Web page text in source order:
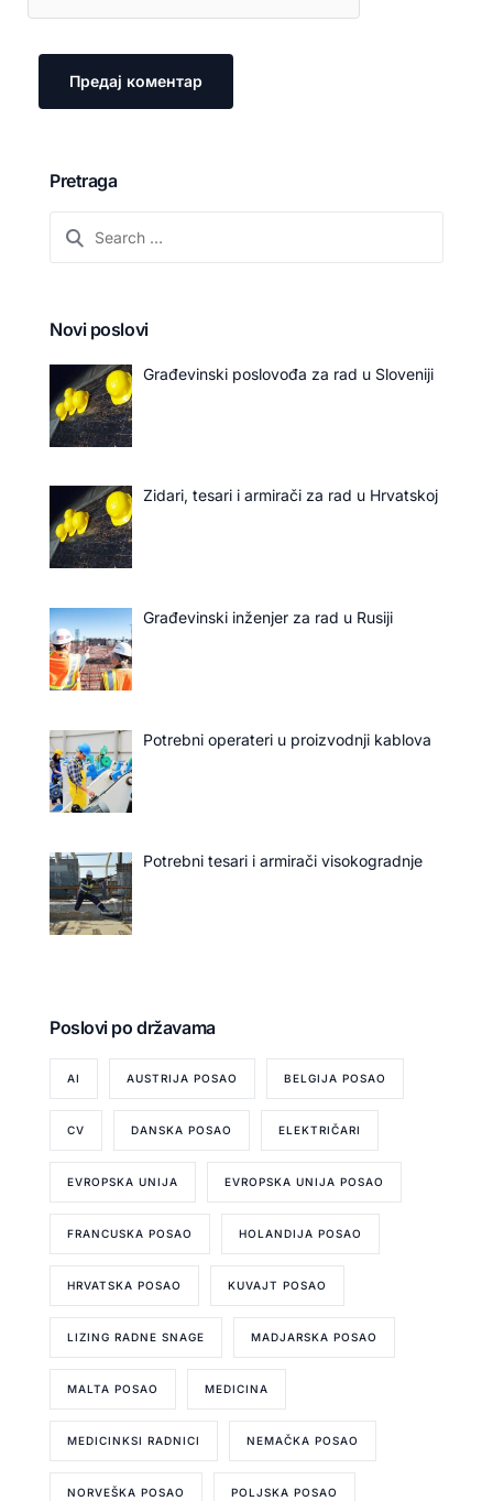
Pretraga
Novi poslovi
Građevinski poslovođa za rad u Sloveniji
Zidari, tesari i armirači za rad u Hrvatskoj
Građevinski inženjer za rad u Rusiji
Potrebni operateri u proizvodnji kablova
Potrebni tesari i armirači visokogradnje
Poslovi po državama
AI AUSTRIJA POSAO BELGIJA POSAO
CV DANSKA POSAO ELEKTRIČARI
EVROPSKA UNIJA EVROPSKA UNIJA POSAO
FRANCUSKA POSAO HOLANDIJA POSAO
HRVATSKA POSAO KUVAJT POSAO
LIZING RADNE SNAGE MADJARSKA POSAO
MALTA POSAO MEDICINA
MEDICINKSI RADNICI NEMAČKA POSAO
NORVEŠKA POSAO POLJSKA POSAO